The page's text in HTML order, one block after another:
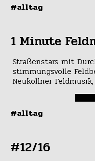
#alltag
1 Minute
Straßenstars mit
stimmungsvolle
Neuköllner
#alltag
#12/16